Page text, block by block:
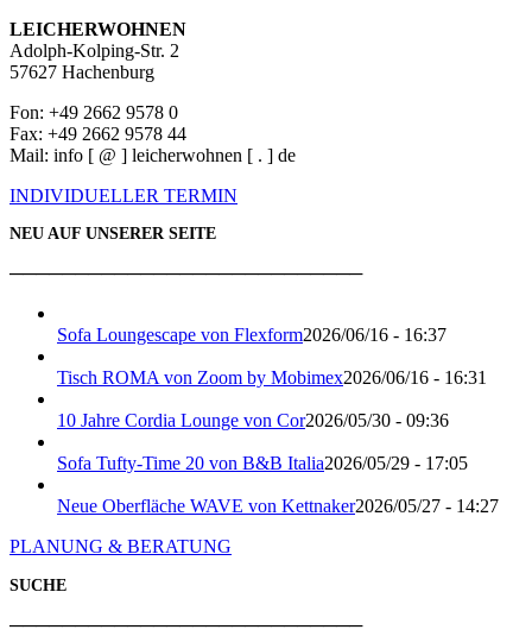
LEICHERWOHNEN
Adolph-Kolping-Str. 2
57627 Hachenburg
Fon: +49 2662 9578 0
Fax: +49 2662 9578 44
Mail: info [ @ ] leicherwohnen [ . ] de
INDIVIDUELLER TERMIN
NEU AUF UNSERER SEITE
───────────────────────────
Sofa Loungescape von Flexform2026/06/16 - 16:37
Tisch ROMA von Zoom by Mobimex2026/06/16 - 16:31
10 Jahre Cordia Lounge von Cor2026/05/30 - 09:36
Sofa Tufty-Time 20 von B&B Italia2026/05/29 - 17:05
Neue Oberfläche WAVE von Kettnaker2026/05/27 - 14:27
PLANUNG & BERATUNG
SUCHE
───────────────────────────